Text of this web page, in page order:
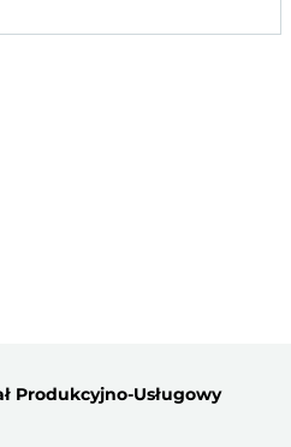
Produkcyjno-Usługowy